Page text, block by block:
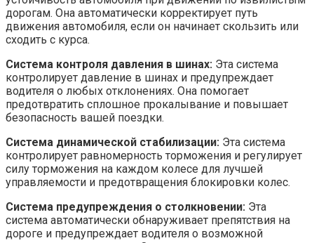
дорогам. Она автоматически корректирует путь
движения автомобиля, если он начинает скользить или
сходить с курса.
Система контроля давления в шинах: Эта система
контролирует давление в шинах и предупреждает
водителя о любых отклонениях. Она помогает
предотвратить сплошное прокалывание и повышает
безопасность вашей поездки.
Система динамической стабилизации: Эта система
контролирует равномерность торможения и регулирует
силу торможения на каждом колесе для лучшей
управляемости и предотвращения блокировки колес.
Система предупреждения о столкновении: Эта
система автоматически обнаруживает препятствия на
дороге и предупреждает водителя о возможной